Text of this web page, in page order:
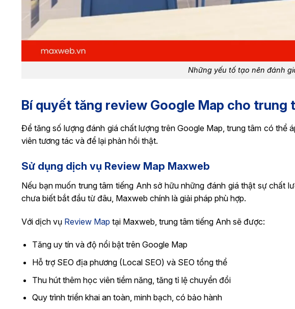
Những yếu tố tạo nên đánh
Bí quyết tăng review Google Map cho trung
Để tăng số lượng đánh giá chất lượng trên Google Map, trung tâm có thể
viên tương tác và để lại phản hồi thật.
Sử dụng dịch vụ Review Map Maxweb
Nếu bạn muốn trung tâm tiếng Anh sở hữu những đánh giá thật sự chất
chưa biết bắt đầu từ đâu, Maxweb chính là giải pháp phù hợp.
Với dịch vụ Review Map tại Maxweb, trung tâm tiếng Anh sẽ được:
Tăng uy tín và độ nổi bật trên Google Map
Hỗ trợ SEO địa phương (Local SEO) và SEO tổng thể
Thu hút thêm học viên tiềm năng, tăng tỉ lệ chuyển đổi
Quy trình triển khai an toàn, minh bạch, có bảo hành